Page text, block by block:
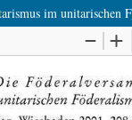
im unitarischen